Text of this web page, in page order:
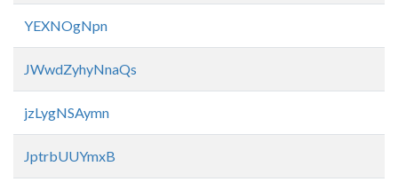
YEXNOgNpn
JWwdZyhyNnaQs
jzLygNSAymn
JptrbUUYmxB